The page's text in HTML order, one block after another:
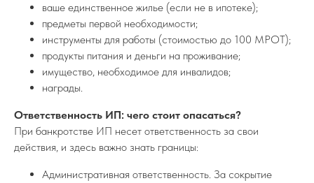
ваше единственное жилье (если не в ипотеке);
предметы первой необходимости;
инструменты для работы (стоимостью до 100 МРОТ);
продукты питания и деньги на проживание;
имущество, необходимое для инвалидов;
награды.
Ответственность ИП: чего стоит опасаться?
При банкротстве ИП несет ответственность за свои
действия, и здесь важно знать границы:
Административная ответственность. За сокрытие